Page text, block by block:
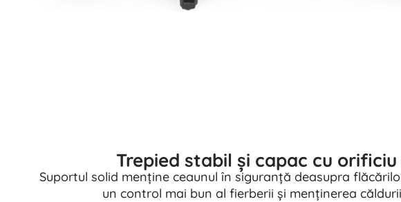
Trepied stabil și capac cu
Suportul solid menține ceaunul în siguranță deasupra
un control mai bun al fierberii și menținerea